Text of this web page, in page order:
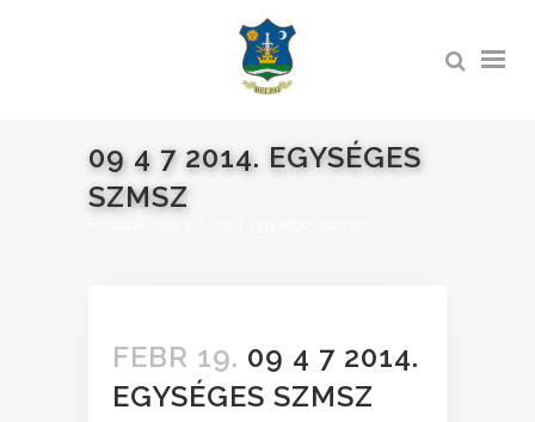
09 4 7 2014. EGYSÉGES
SZMSZ
FEBR 19. 09 4 7 2014.
EGYSÉGES SZMSZ